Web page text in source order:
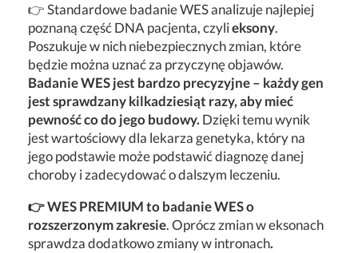
👉 Standardowe badanie WES analizuje najlepiej
poznaną część DNA pacjenta, czylieksony.
Poszukuje w nich niebezpiecznych zmian, które
będzie można uznać za przyczynę objawów.
Badanie WES jest bardzo precyzyjne – każdy gen
jest sprawdzany kilkadziesiąt razy, aby mieć
pewność co do jego budowy. Dzięki temu wynik
jest wartościowy dla lekarza genetyka, który na
jego podstawie może podstawić diagnozę danej
choroby i zadecydować o dalszym leczeniu.
👉 WES PREMIUM to badanie WES o
rozszerzonym zakresie. Oprócz zmian w eksonach
sprawdza dodatkowo zmiany w intronach.